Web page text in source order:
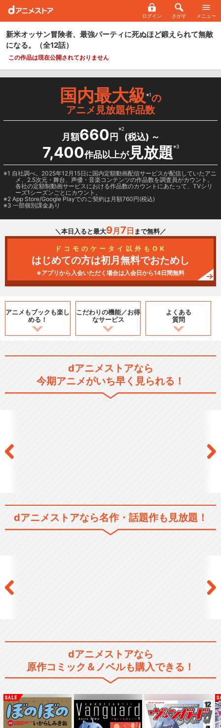
ログイン さがす メニュー
新米オッサン冒険者、最強パーティに死ぬほど鍛えられて無敵
になる。
（全12話）
この作品は現在公開されておりません
国内最大級※1の
アニメ見放題作品数
月額660 円
※2
(税込) ～
7,400作品以上が見放題※3
1 自社調べ。2025年12月15日に国内定額動画配信サービスが配信していたアニ
メ、2.5次元・舞台、声優・音楽コンテンツの作品数を調査員がカウント。
各社の定額制動画サービスにおける作品数のカウントにあたって、TVシリ
ーズ1シーズンごとにカウント。
2 App Store/Google Playでのご契約は月額760円(税込)
3 一部個別課金あり
＼本日入ると最大9月 7 日 まで無料／
ドコモのケータイ以外もOK
はじめての方は初月無料でおためし
※アプリから入会いただく場合は入会日から14日間無料
アニメもブックも楽し
める！
こだわりの機能／お得
なサービス
よくある
質問
dアニメストアなら
今期アニメがいち早く見られる！
dアニメストアなら名作・話題作も見放題！
dアニメストアなら
原作コミック＆ノベルも購入できる！